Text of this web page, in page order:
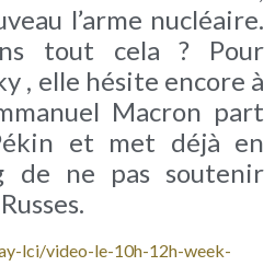
l’arme nucléaire.
tout cela ? Pour
, elle hésite encore à
Macron part
et met déjà en
de ne pas soutenir
lci/video-le-10h-12h-week-